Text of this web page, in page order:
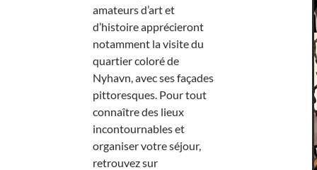
amateurs d’art et
d’histoire apprécieront
notamment la visite du
quartier coloré de
Nyhavn, avec ses façades
pittoresques. Pour tout
connaître des lieux
incontournables et
organiser votre séjour,
retrouvez sur